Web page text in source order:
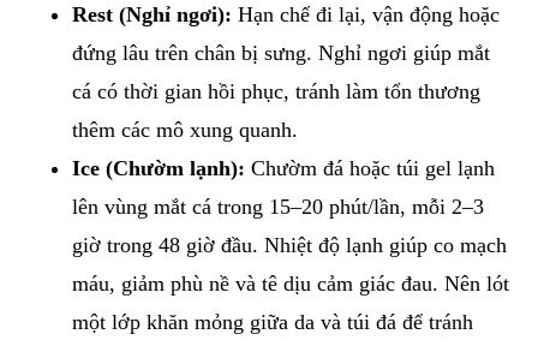
Rest (Nghỉ ngơi): Hạn chế đi lại, vận động hoặc
đứng lâu trên chân bị sưng. Nghỉ ngơi giúp mắt
cá có thời gian hồi phục, tránh làm tổn thương
thêm các mô xung quanh.
Ice (Chườm lạnh): Chườm đá hoặc túi gel lạnh
lên vùng mắt cá trong 15–20 phút/lần, mỗi 2–3
giờ trong 48 giờ đầu. Nhiệt độ lạnh giúp co mạch
máu, giảm phù nề và tê dịu cảm giác đau. Nên lót
một lớp khăn mỏng giữa da và túi đá để tránh